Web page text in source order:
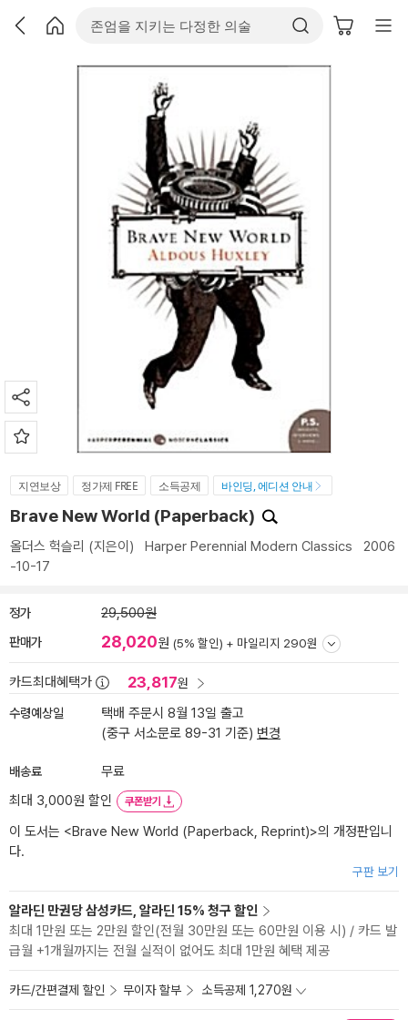
지연보상 정가제 FREE 소득공제 바인딩, 에디션 안내
Brave New World (Paperback)
올더스 헉슬리 (지은이) Harper Perennial Modern Classics 2006
-10-17
정가 29,500원
판매가 28,020원 (5% 할인) + 마일리지 290원
카드최대혜택가 23,817원
수령예상일
택배 주문시 8월 13일 출고
(중구 서소문로 89-31 기준) 변경
배송료
무료
최대 3,000원 할인
쿠폰받기
이 도서는 <Brave New World (Paperback, Reprint)>의 개정판입니
다.
구판 보기
알라딘 만권당 삼성카드, 알라딘 15% 청구 할인
최대 1만원 또는 2만원 할인(전월 30만원 또는 60만원 이용 시) / 카드 발
급월 +1개월까지는 전월 실적이 없어도 최대 1만원 혜택 제공
카드/간편결제 할인 무이자 할부 소득공제 1,270원